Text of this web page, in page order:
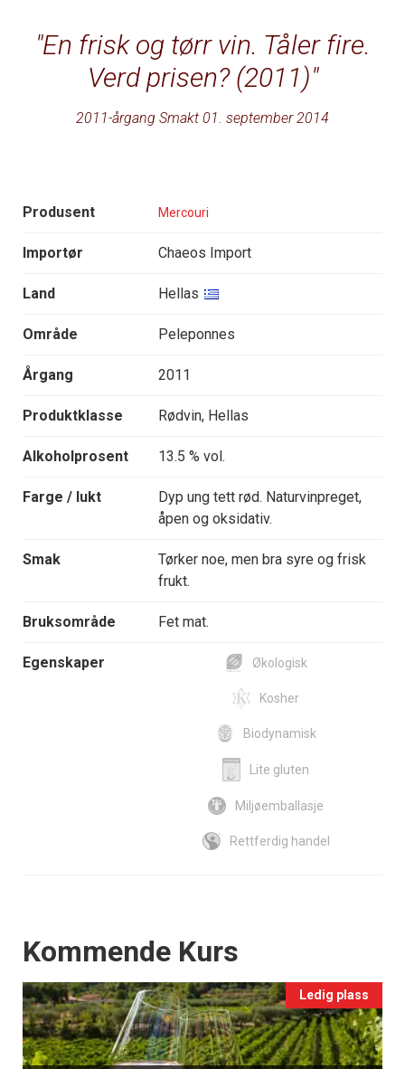
En frisk og tørr vin. Tåler fire.
Verd prisen? (2011)
2011-årgang Smakt 01. september 2014
Produsent Mercouri
Importør Chaeos Import
Land Hellas
Område Peleponnes
Årgang 2011
Produktklasse Rødvin, Hellas
Alkoholprosent 13.5 % vol.
Farge / lukt
Dyp ung tett rød. Naturvinpreget,
åpen og oksidativ.
Smak
Tørker noe, men bra syre og frisk
frukt.
Bruksområde Fet mat.
Egenskaper Økologisk
Kosher
Biodynamisk
Lite gluten
Miljøemballasje
Rettferdig handel
Events
Kommende Kurs
Ledig plass